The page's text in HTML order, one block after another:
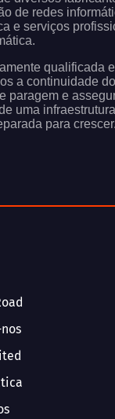
de redes
e serviços
qualificada
a continuidade
paragem e
uma
para crescer.